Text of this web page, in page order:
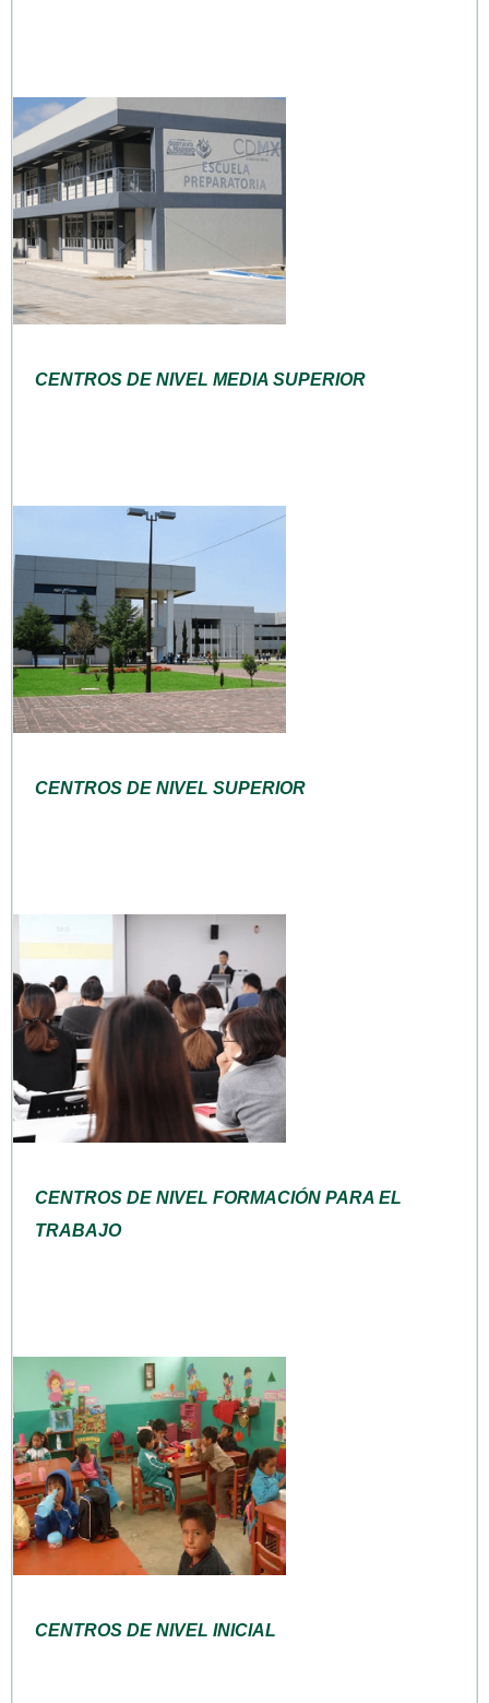
CENTROS DE NIVEL MEDIA SUPERIOR
CENTROS DE NIVEL SUPERIOR
CENTROS DE NIVEL FORMACIÓN PARA EL
TRABAJO
CENTROS DE NIVEL INICIAL